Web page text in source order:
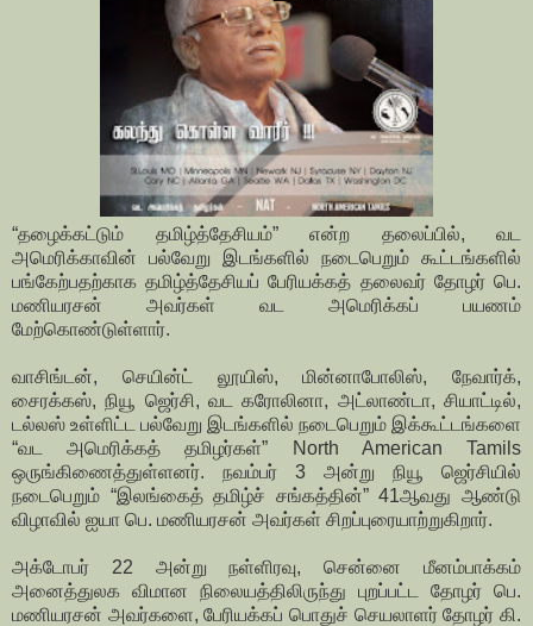
“தழைக்கட்டும் தமிழ்த்தேசியம்” என்ற தலைப்பில், வட
அமெரிக்காவின் பல்வேறு இடங்களில் நடைபெறும் கூட்டங்களில்
பங்கேற்பதற்காக தமிழ்த்தேசியப் பேரியக்கத் தலைவர் தோழர் பெ.
மணியரசன் அவர்கள் வட அமெரிக்கப் பயணம்
மேற்கொண்டுள்ளார்.
வாசிங்டன், செயின்ட் லூயிஸ், மின்னாபோலிஸ், நேவார்க்,
சைரக்கஸ், நியூ ஜெர்சி, வட கரோலினா, அட்லாண்டா, சியாட்டில்,
டல்லஸ் உள்ளிட்ட பல்வேறு இடங்களில் நடைபெறும் இக்கூட்டங்களை
“வட அமெரிக்கத் தமிழர்கள்” North American Tamils
ஒருங்கிணைத்துள்ளனர். நவம்பர் 3 அன்று நியூ ஜெர்சியில்
நடைபெறும் “இலங்கைத் தமிழ்ச் சங்கத்தின்” 41ஆவது ஆண்டு
விழாவில் ஐயா பெ. மணியரசன் அவர்கள் சிறப்புரையாற்றுகிறார்.
அக்டோபர் 22 அன்று நள்ளிரவு, சென்னை மீனம்பாக்கம்
அனைத்துலக விமான நிலையத்திலிருந்து புறப்பட்ட தோழர் பெ.
மணியரசன் அவர்களை, பேரியக்கப் பொதுச் செயலாளர் தோழர் கி.